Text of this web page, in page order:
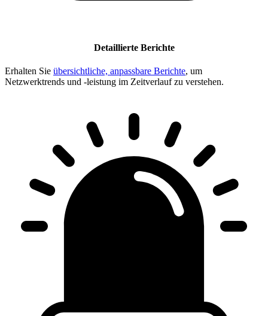
Detaillierte Berichte
Erhalten Sie übersichtliche, anpassbare Berichte, um
Netzwerktrends und -leistung im Zeitverlauf zu verstehen.